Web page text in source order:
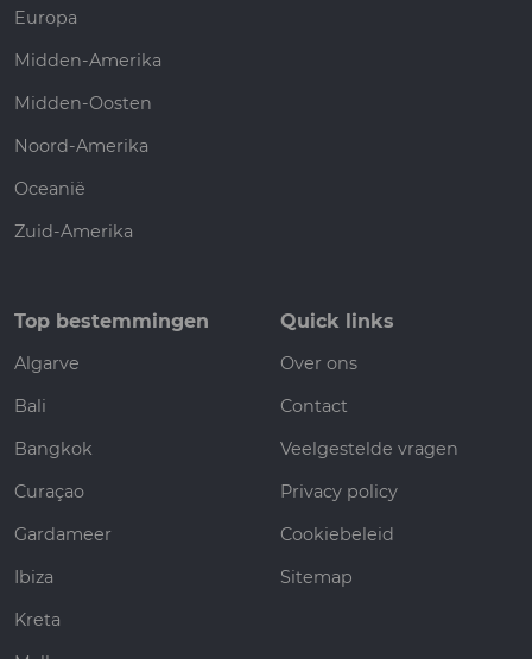
Europa
Midden-Amerika
Midden-Oosten
Noord-Amerika
Oceanië
Zuid-Amerika
Top bestemmingen
Algarve
Bali
Bangkok
Curaçao
Gardameer
Ibiza
Kreta
Quick links
Over ons
Contact
Veelgestelde vragen
Privacy policy
Cookiebeleid
Sitemap